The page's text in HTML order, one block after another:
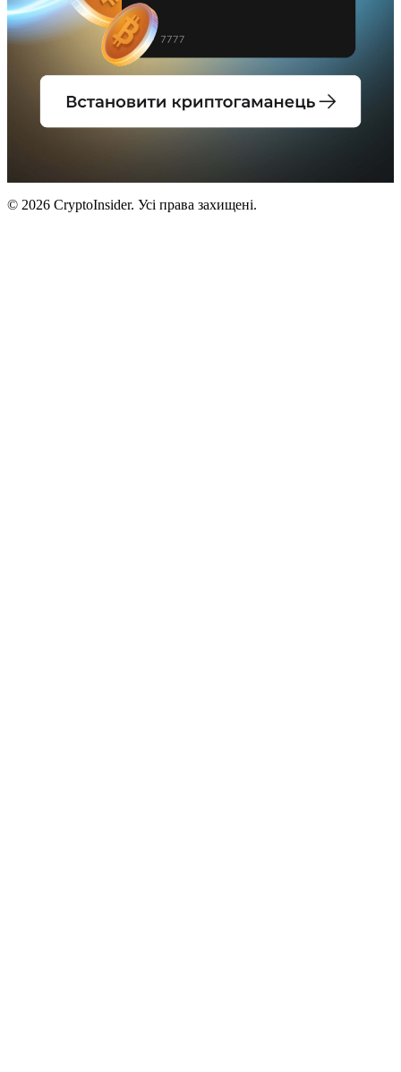
© 2026 CryptoInsider. Усі права захищені.